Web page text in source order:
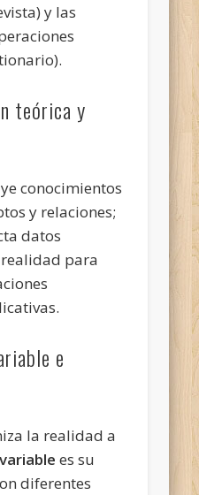
y las
teórica y
conocimientos
y relaciones;
datos
para
e
la realidad a
variable es su
diferentes